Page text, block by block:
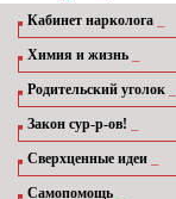
Кабинет нарколога
Химия и жизнь
Родительский уголок
Закон сур-р-ов!
Сверхценные идеи
Самопомощь